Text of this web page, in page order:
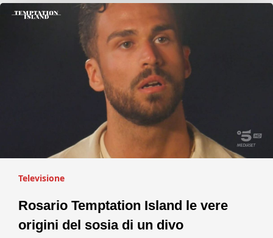
Televisione
Rosario Temptation Island le vere
origini del sosia di un divo